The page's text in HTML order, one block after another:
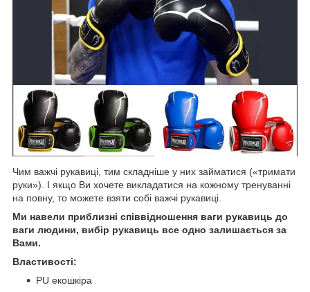
Чим важчі рукавиці, тим складніше у них займатися («тримати
руки»). І якщо Ви хочете викладатися на кожному тренуванні
на повну, то можете взяти собі важчі рукавиці.
Ми навели приблизні співвідношення ваги рукавиць до
ваги людини, вибір рукавиць все одно залишається за
Вами.
Властивості:
PU екошкіра